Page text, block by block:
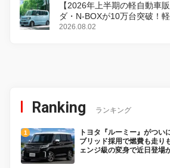
【2026年上半期の軽自動車
ダ・N-BOXが10万台突破！
感
2026.08.02
Ranking ランキング
トヨタ『ルーミー』がつい
ブリッド採用で燃費も走り
ェンジ級の変身で近日登場